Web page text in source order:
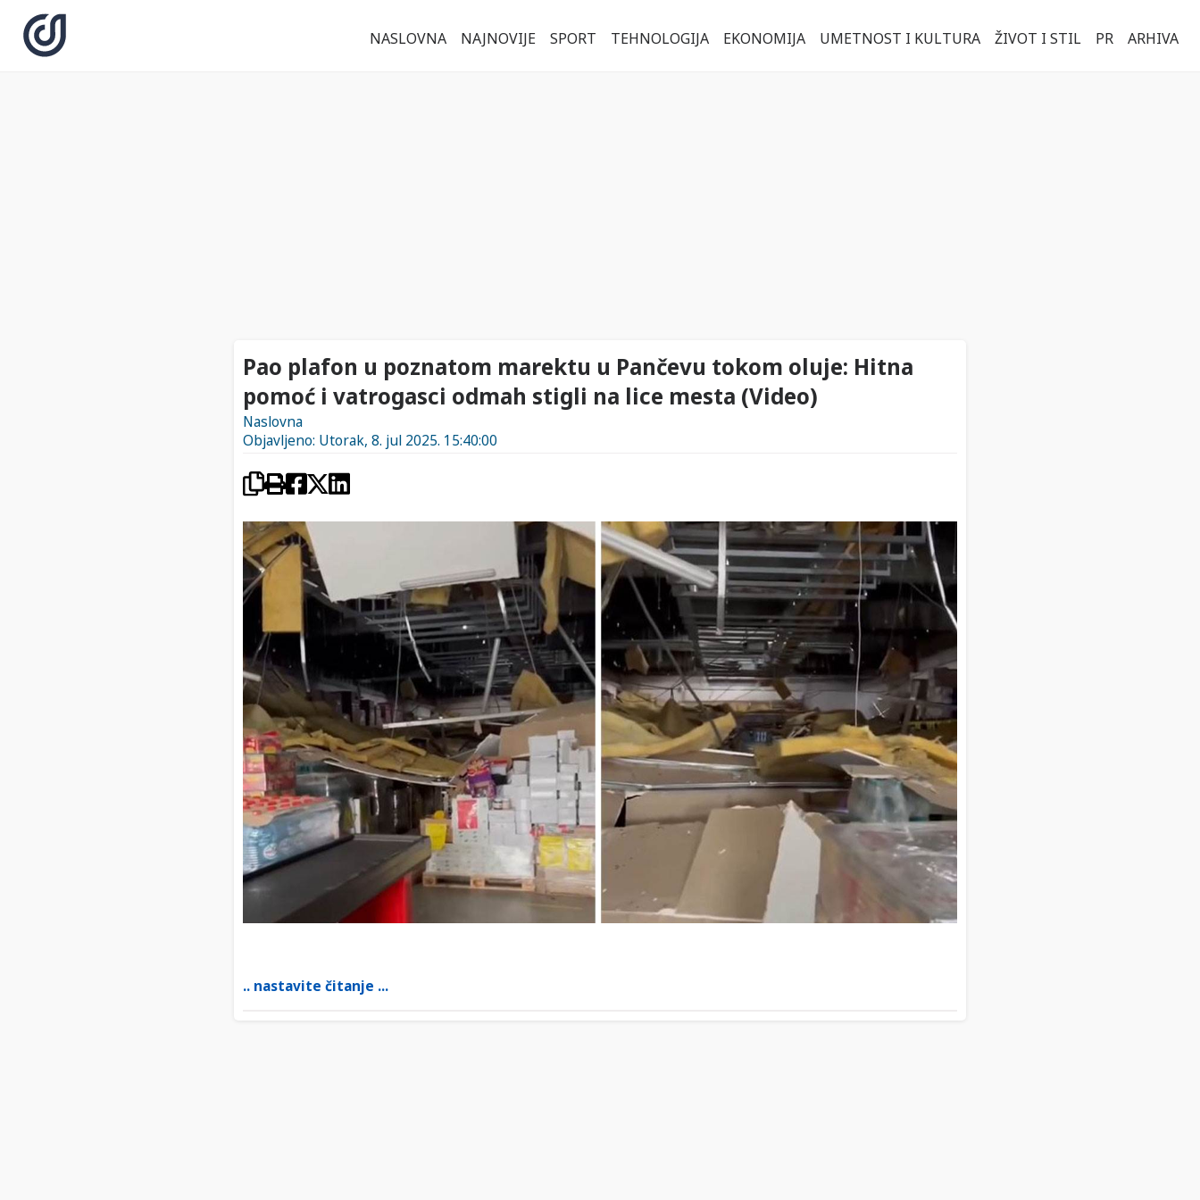
NASLOVNA NAJNOVIJE SPORT TEHNOLOGIJA EKONOMIJA UMETNOST I KULTURA ŽIVOT I STIL PR ARHIVA
Pao plafon u poznatom marektu u Pančevu tokom oluje: Hitna
pomoć i vatrogasci odmah stigli na lice mesta (Video)
Naslovna
Objavljeno: Utorak, 8. jul 2025. 15:40:00
.. nastavite čitanje ...